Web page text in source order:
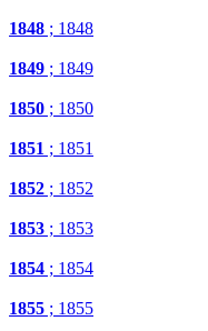
1848 ; 1848
1849 ; 1849
1850 ; 1850
1851 ; 1851
1852 ; 1852
1853 ; 1853
1854 ; 1854
1855 ; 1855